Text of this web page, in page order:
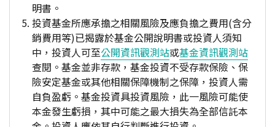
明書。
投資基金所應承擔之相關風險及應負擔之費用(含分
銷費用等)已揭露於基金公開說明書或投資人須知
中，投資人可至公開資訊觀測站或基金資訊觀測站
查閱。基金並非存款，基金投資不受存款保險、保
險安定基金或其他相關保障機制之保障，投資人需
自負盈虧。基金投資具投資風險，此一風險可能使
本金發生虧損，其中可能之最大損失為全部信託本